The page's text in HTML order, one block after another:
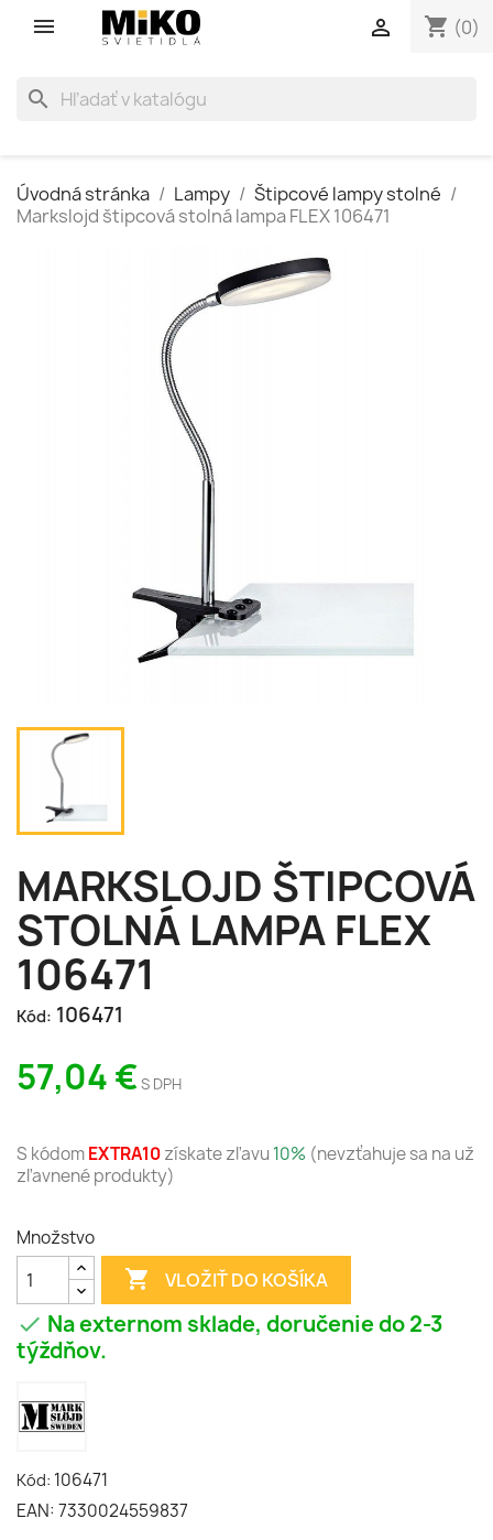
shopping_cart (0)

search
Úvodná stránka Lampy
Štipcové lampy stolné
Markslojd štipcová stolná lampa FLEX 106471
MARKSLOJD ŠTIPCOVÁ
STOLNÁ LAMPA FLEX
106471
Kód: 106471
57,04 €S DPH
S kódomEXTRA10získate zľavu10% (nevzťahuje sa na už
zľavnené produkty)
Množstvo
 VLOŽIŤ DO KOŠÍKA
 Na externom sklade, doručenie do 2-3
týždňov.
Kód: 106471
EAN: 7330024559837